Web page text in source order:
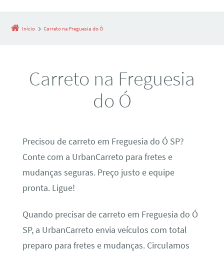
Início Carreto na Freguesia do Ó
Carreto na Freguesia
do Ó
Precisou de carreto em Freguesia do Ó SP?
Conte com a UrbanCarreto para fretes e
mudanças seguras. Preço justo e equipe
pronta. Ligue!
Quando precisar de carreto em Freguesia do Ó
SP, a UrbanCarreto envia veículos com total
preparo para fretes e mudanças. Circulamos